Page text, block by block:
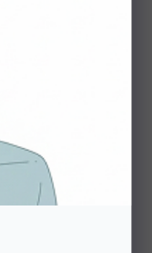
i správnou
jsou základem.
aby nás
jednu osobu je
pak šíře min.